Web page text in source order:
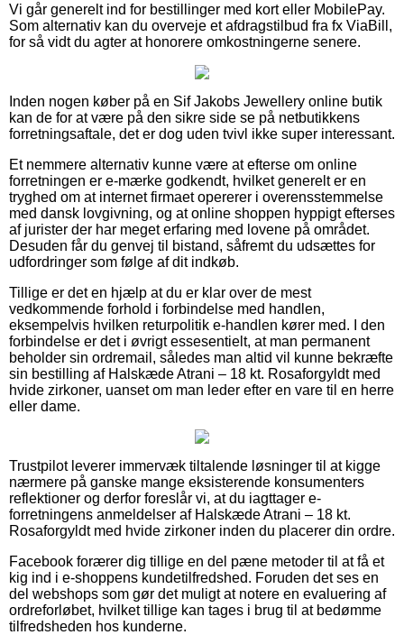
Vi går generelt ind for bestillinger med kort eller MobilePay.
Som alternativ kan du overveje et afdragstilbud fra fx ViaBill,
for så vidt du agter at honorere omkostningerne senere.
Inden nogen køber på en Sif Jakobs Jewellery online butik
kan de for at være på den sikre side se på netbutikkens
forretningsaftale, det er dog uden tvivl ikke super interessant.
Et nemmere alternativ kunne være at efterse om online
forretningen er e-mærke godkendt, hvilket generelt er en
tryghed om at internet firmaet opererer i overensstemmelse
med dansk lovgivning, og at online shoppen hyppigt efterses
af jurister der har meget erfaring med lovene på området.
Desuden får du genvej til bistand, såfremt du udsættes for
udfordringer som følge af dit indkøb.
Tillige er det en hjælp at du er klar over de mest
vedkommende forhold i forbindelse med handlen,
eksempelvis hvilken returpolitik e-handlen kører med. I den
forbindelse er det i øvrigt essesentielt, at man permanent
beholder sin ordremail, således man altid vil kunne bekræfte
sin bestilling af Halskæde Atrani – 18 kt. Rosaforgyldt med
hvide zirkoner, uanset om man leder efter en vare til en herre
eller dame.
Trustpilot leverer immervæk tiltalende løsninger til at kigge
nærmere på ganske mange eksisterende konsumenters
reflektioner og derfor foreslår vi, at du iagttager e-
forretningens anmeldelser af Halskæde Atrani – 18 kt.
Rosaforgyldt med hvide zirkoner inden du placerer din ordre.
Facebook forærer dig tillige en del pæne metoder til at få et
kig ind i e-shoppens kundetilfredshed. Foruden det ses en
del webshops som gør det muligt at notere en evaluering af
ordreforløbet, hvilket tillige kan tages i brug til at bedømme
tilfredsheden hos kunderne.